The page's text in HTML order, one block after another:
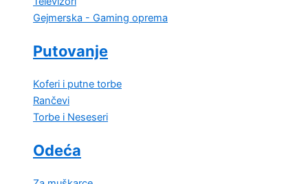
Gejmerska - Gaming oprema
Putovanje
Koferi i putne torbe
Rančevi
Torbe i Neseseri
Odeća